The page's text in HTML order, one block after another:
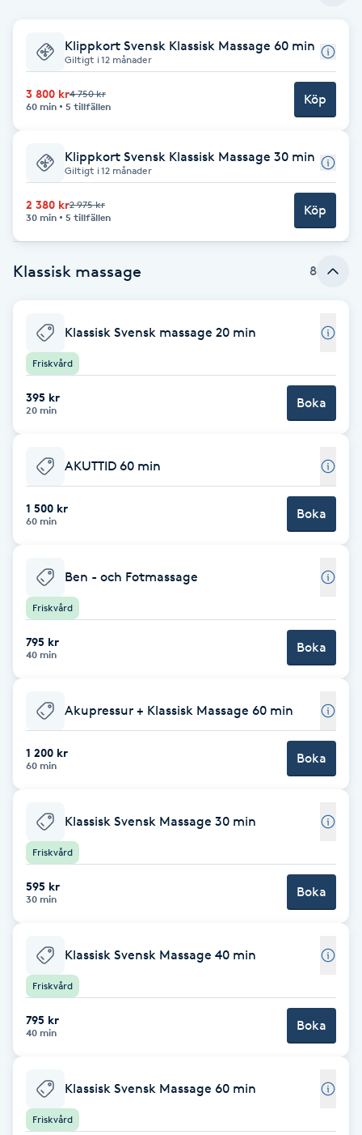
Balayage
Barber
Barnklippning
Bottenfärg
Brynformning
Brynfärgning
Brynplockning
Bröllopsuppsättning
Coachning
Color correction
Cryoterapi
Damklippning
Dermapen
Diamantslipning
Enzympeeling
Extensions
Extensions borttagning
Eyeliner-tatuering
Klippkort Svensk Klassisk Massage 60 min
Giltigt i 12 månader
3 800 kr4 750 kr
60 min
5 tillfällen Köp
Klippkort Svensk Klassisk Massage 30 min
Giltigt i 12 månader
2 380 kr2 975 kr
30 min
5 tillfällen Köp
Klassisk massage 8
Klassisk Svensk massage 20 min
Friskvård
395 kr
20 min Boka
AKUTTID 60 min
1 500 kr
60 min Boka
Ben - och Fotmassage
Friskvård
795 kr
40 min Boka
Akupressur + Klassisk Massage 60 min
1 200 kr
60 min Boka
Klassisk Svensk Massage 30 min
Friskvård
595 kr
30 min Boka
Klassisk Svensk Massage 40 min
Friskvård
795 kr
40 min Boka
Klassisk Svensk Massage 60 min
Friskvård